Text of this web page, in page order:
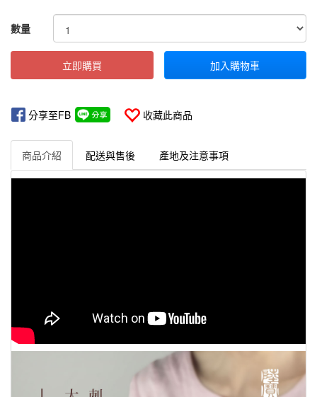
GOODS000000000000000002312
數量
立即購買 加入購物車
分享至FB 收藏此商品
商品介紹 配送與售後 產地及注意事項